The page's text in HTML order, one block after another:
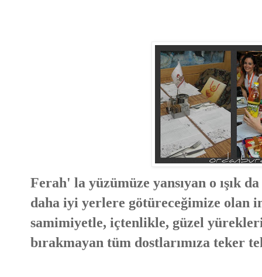
Ferah' la yüzümüze yansıyan o ışık
daha iyi yerlere götüreceğimize olan
samimiyetle, içtenlikle, güzel
bırakmayan tüm dostlarımıza teker